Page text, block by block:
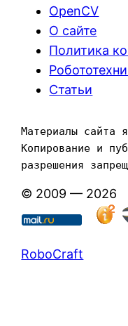
OpenCV
О сайте
Политика
Статьи
Материалы сайта
Копирование и
разрешения
© 2009 — 2026
RoboCraft